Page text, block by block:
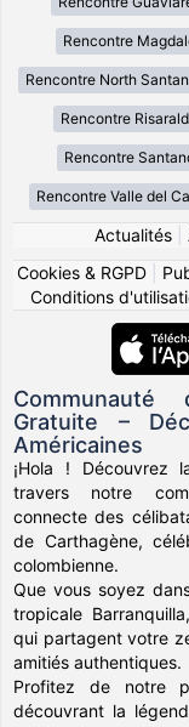
Rencontre
Rencontre North
Rencontre
Rencontre
Rencontre Valle del
Actualités|
Cookies & RGPD
Conditions
Communauté
Gratuite –
Américaines
¡Hola ! Découvrez
travers notre
connecte des
de Carthagène,
colombienne.
Que vous soyez
tropicale
qui partagent votre
amitiés authentiques.
Profitez de notre
découvrant la